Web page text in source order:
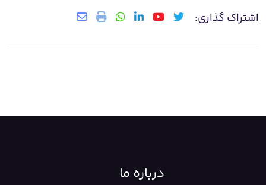
اشتراک گذاری:
درباره ما